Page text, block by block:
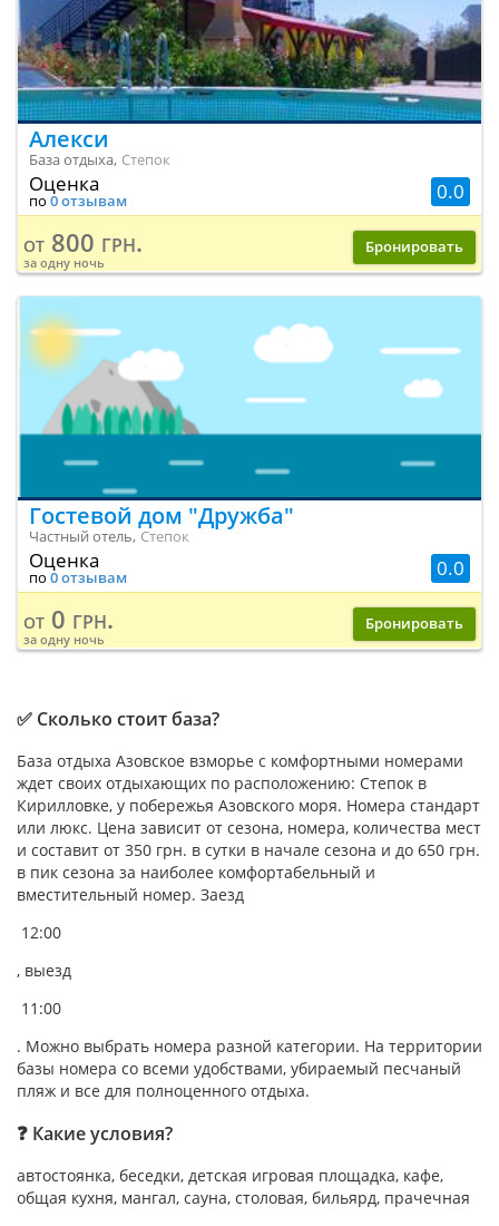
Алекси
База отдыха, Степок
0.0
Оценка
по 0 отзывам
от 800 грн.
за одну ночь
Бронировать
Гостевой дом "Дружба"
Частный отель, Степок
0.0
Оценка
по 0 отзывам
от 0 грн.
за одну ночь
Бронировать
✅ Сколько стоит база?
База отдыха Азовское взморье с комфортными номерами
ждет своих отдыхающих по расположению: Степок в
Кирилловке, у побережья Азовского моря. Номера стандарт
или люкс. Цена зависит от сезона, номера, количества мест
и составит от 350 грн. в сутки в начале сезона и до 650 грн.
в пик сезона за наиболее комфортабельный и
вместительный номер. Заезд
12:00
, выезд
11:00
. Можно выбрать номера разной категории. На территории
базы номера со всеми удобствами, убираемый песчаный
пляж и все для полноценного отдыха.
❓ Какие условия?
автостоянка, беседки, детская игровая площадка, кафе,
общая кухня, мангал, сауна, столовая, бильярд, прачечная